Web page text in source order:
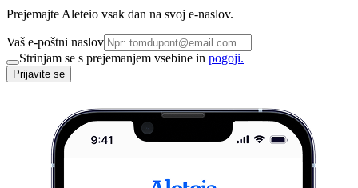
Prejemajte Aleteio vsak dan na svoj e-naslov.
Vaš e-poštni naslov
Strinjam se s prejemanjem vsebine in pogoji.
Prijavite se